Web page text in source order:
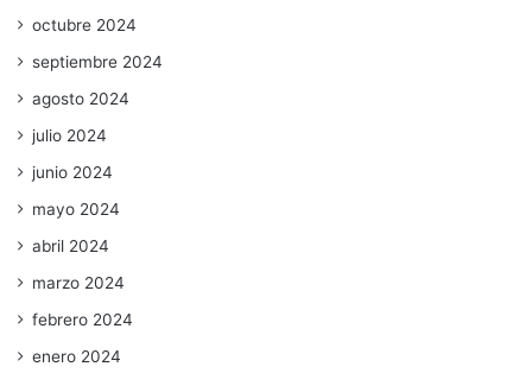
octubre 2024
septiembre 2024
agosto 2024
julio 2024
junio 2024
mayo 2024
abril 2024
marzo 2024
febrero 2024
enero 2024